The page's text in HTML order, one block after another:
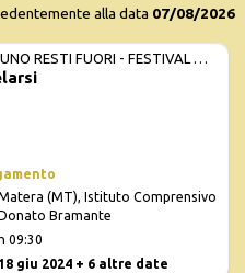
alla data 07/08/2026
RESTI FUORI - FESTIVAL DI
CITTÀ E PERSONE
(MT), Istituto Comprensivo
Bramante
h 09:30
18 giu 2024 + 6 altre date